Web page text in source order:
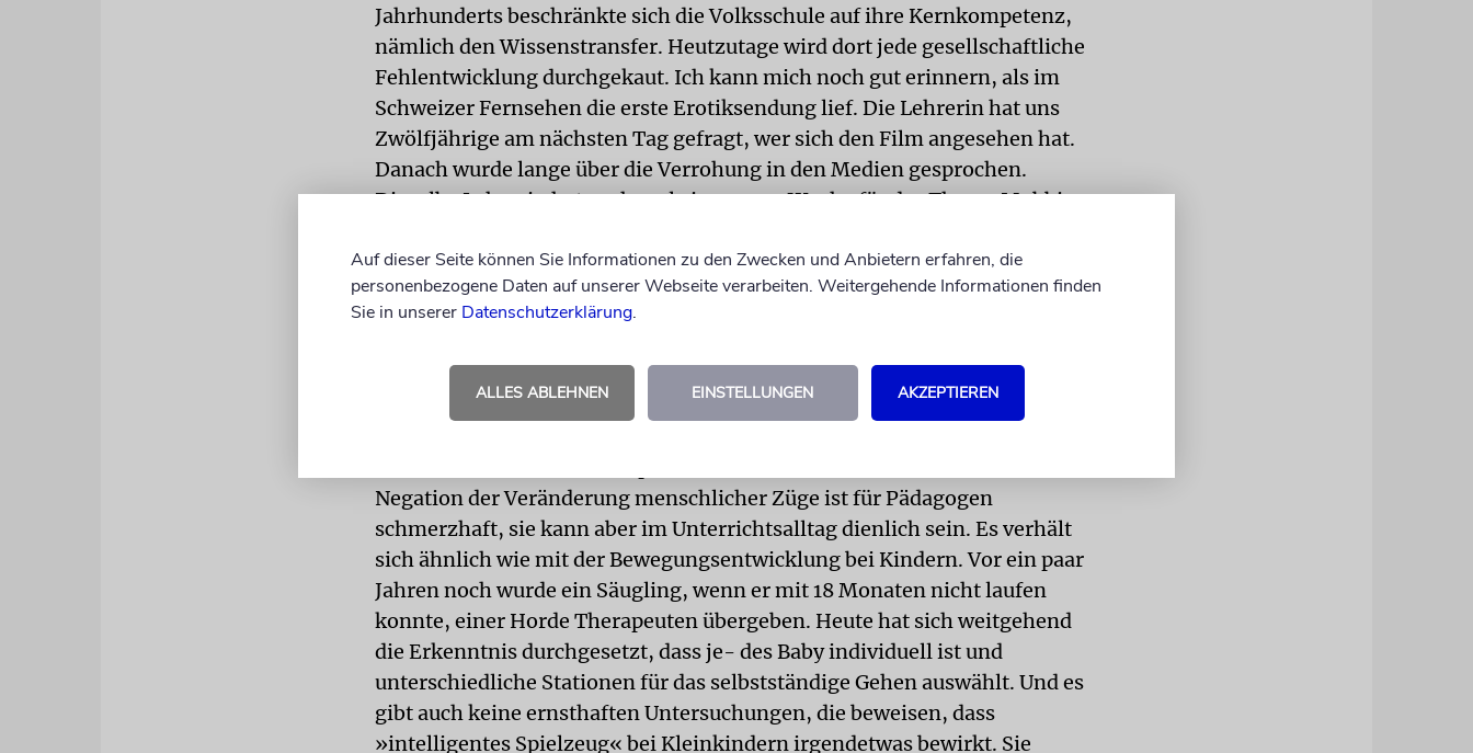
Jahrhunderts beschränkte sich die Volksschule auf ihre Kernkompetenz,
nämlich den Wissenstransfer. Heutzutage wird dort jede gesellschaftliche
Fehlentwicklung durchgekaut. Ich kann mich noch gut erinnern, als im
Schweizer Fernsehen die erste Erotiksendung lief. Die Lehrerin hat uns
Zwölfjährige am nächsten Tag gefragt, wer sich den Film angesehen hat.
Danach wurde lange über die Verrohung in den Medien gesprochen.
Dieselbe Lehrerin hat auch mal eine ganze Woche für das Thema Mobbing
nicht gelang.
Es ist leider so: Menschen sind nur schwer formbar. Es gibt Lehrer, die
und dann am Ende doch die gleiche Raucherquote haben. Ähnlich verhält
es sich mit Mobbing, gesunder Ernährung, Gewalt und Alkohol. Es muss
Negation der Veränderung menschlicher Züge ist für Pädagogen
schmerzhaft, sie kann aber im Unterrichtsalltag dienlich sein. Es verhält
sich ähnlich wie mit der Bewegungsentwicklung bei Kindern. Vor ein paar
Jahren noch wurde ein Säugling, wenn er mit 18 Monaten nicht laufen
konnte, einer Horde Therapeuten übergeben. Heute hat sich weitgehend
die Erkenntnis durchgesetzt, dass je- des Baby individuell ist und
unterschiedliche Stationen für das selbstständige Gehen auswählt. Und es
gibt auch keine ernsthaften Untersuchungen, die beweisen, dass
»intelligentes Spielzeug« bei Kleinkindern irgendetwas bewirkt. Sie
Auf dieser Seite können Sie Informationen zu den Zwecken und Anbietern erfahren, die
personenbezogene Daten auf unserer Webseite verarbeiten. Weitergehende Informationen finden
Sie in unserer Datenschutzerklärung.
ALLES ABLEHNEN EINSTELLUNGEN AKZEPTIEREN